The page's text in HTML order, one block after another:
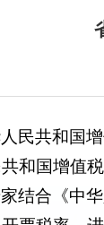
民共和国
和国增值
结合《中